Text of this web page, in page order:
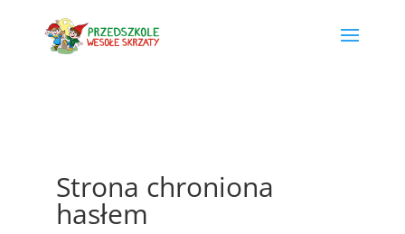
Strona chroniona
hasłem